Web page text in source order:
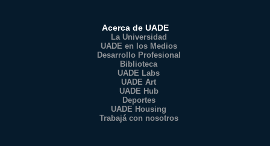
Acerca de UADE
La Universidad
UADE en los Medios
Desarrollo Profesional
Biblioteca
UADE Labs
UADE Art
UADE Hub
Deportes
UADE Housing
Trabajá con nosotros